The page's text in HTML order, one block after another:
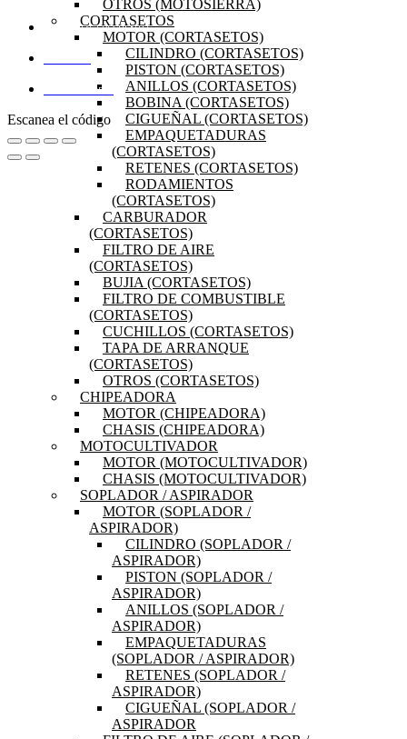
OTROS (MOTOSIERRA)
CORTASETOS
MOTOR (CORTASETOS)
CILINDRO (CORTASETOS)
PISTON (CORTASETOS)
ANILLOS (CORTASETOS)
BOBINA (CORTASETOS)
CIGUEÑAL (CORTASETOS)
EMPAQUETADURAS
(CORTASETOS)
RETENES (CORTASETOS)
RODAMIENTOS
(CORTASETOS)
CARBURADOR
(CORTASETOS)
FILTRO DE AIRE
(CORTASETOS)
BUJIA (CORTASETOS)
FILTRO DE COMBUSTIBLE
(CORTASETOS)
CUCHILLOS (CORTASETOS)
TAPA DE ARRANQUE
(CORTASETOS)
OTROS (CORTASETOS)
CHIPEADORA
MOTOR (CHIPEADORA)
CHASIS (CHIPEADORA)
MOTOCULTIVADOR
MOTOR (MOTOCULTIVADOR)
CHASIS (MOTOCULTIVADOR)
SOPLADOR / ASPIRADOR
MOTOR (SOPLADOR /
ASPIRADOR)
CILINDRO (SOPLADOR /
ASPIRADOR)
PISTON (SOPLADOR /
ASPIRADOR)
ANILLOS (SOPLADOR /
ASPIRADOR)
EMPAQUETADURAS
(SOPLADOR / ASPIRADOR)
RETENES (SOPLADOR /
ASPIRADOR)
CIGUEÑAL (SOPLADOR /
ASPIRADOR
PREGUNTAS FRECUENTES
DISTRIBUIDORES
Escanea el código